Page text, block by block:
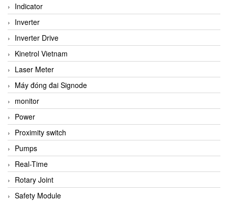
Indicator
Inverter
Inverter Drive
Kinetrol Vietnam
Laser Meter
Máy đóng đai Signode
monitor
Power
Proximity switch
Pumps
Real-Time
Rotary Joint
Safety Module